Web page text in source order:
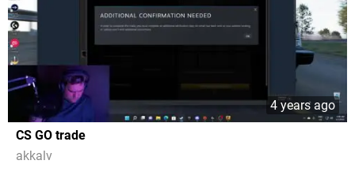
4 years ago
CS GO trade
akkalv